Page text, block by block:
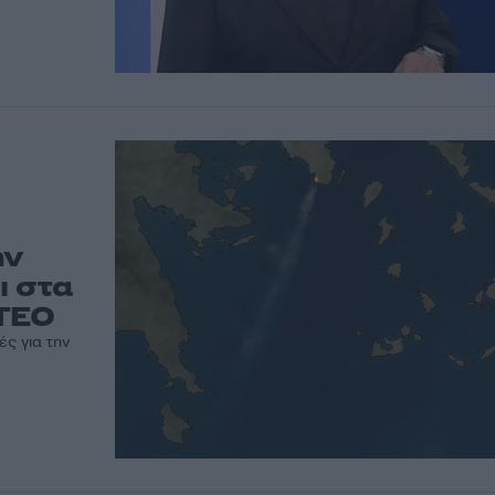
στα
για την